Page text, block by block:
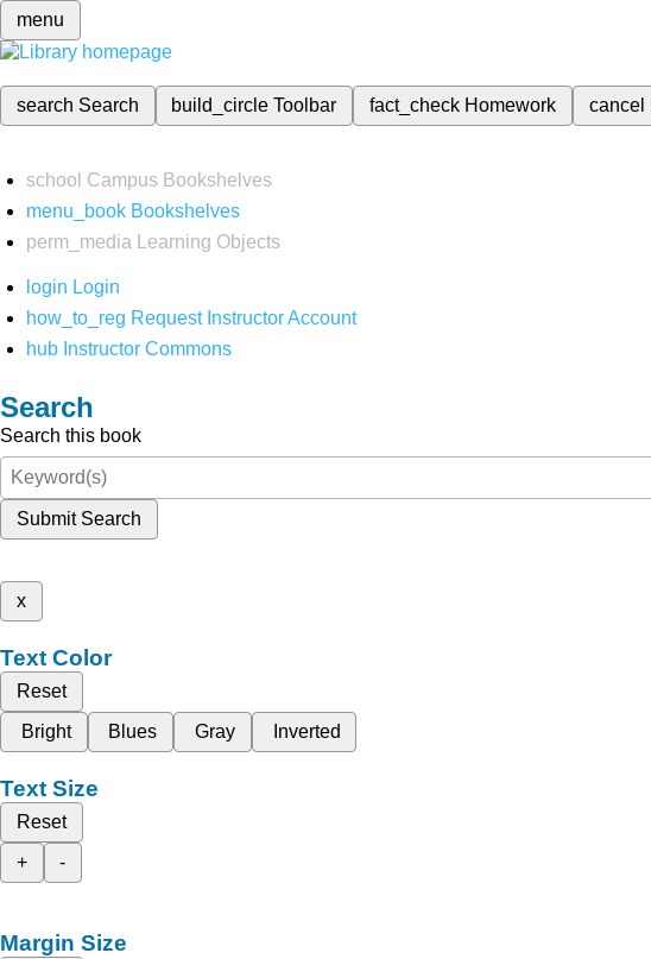
menu
search Search build_circleToolbar fact_check Homework cancel
school Campus Bookshelves
menu_book Bookshelves
perm_media
Learning Objects
login Login
how_to_reg Request Instructor Account
hub Instructor Commons
Search
Search this book
Submit Search
x
Text Color
Reset
Bright
Blues Gray Inverted
Text Size
Reset
+
-
Margin Size